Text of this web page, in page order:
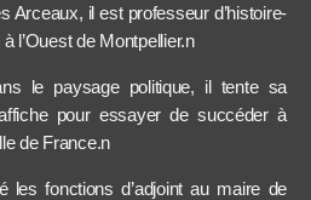
Arceaux, il est professeur d’histoire-
l’Ouest de Montpellier.n
le paysage politique, il tente sa
pour essayer de succéder à
de France.n
les fonctions d’adjoint au maire de